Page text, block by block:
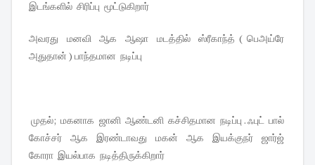
இடங்களில் சிரிப்பு மூட்டுகிறார்
அவரது மனவி ஆக ஆஷா மடத்தில் ஸ்ரீகாந்த் ( பெஅய்ரே
அதுதான் ) பாந்தமான நடிப்பு
முதல்; மகனாக ஜானி ஆண்டனி கச்சிதமான நடிப்பு . ஃபுட் பால்
கோச்சர் ஆக இரண்டாவது மகன் ஆக இயக்குநர் ஜார்ஜ்
கோரா இயல்பாக நடித்திருக்கிறார்